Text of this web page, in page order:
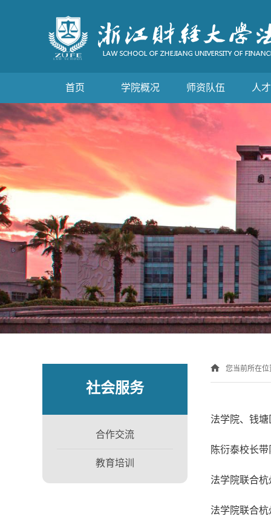
首页 学院概况 师资队伍 人
社会服务
合作交流
教育培训
您当前所在
法学院、钱
陈衍泰校长
法学院联合
法学院联合